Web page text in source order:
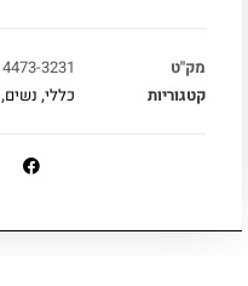
מק"ט
4473-3231
קטגוריות
כללי, נשים,